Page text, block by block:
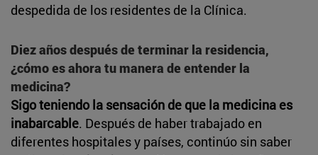
despedida de los residentes de la Clínica.
Diez años después de terminar la residencia,
¿cómo es ahora tu manera de entender la
medicina?
Sigo teniendo la sensación de que la medicina es
inabarcable. Después de haber trabajado en
diferentes hospitales y países, continúo sin saber